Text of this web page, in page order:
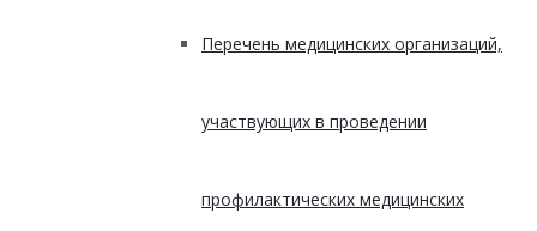
Перечень медицинских организаций,
участвующих в проведении
профилактических медицинских